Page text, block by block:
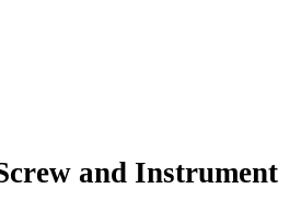
and Instrument